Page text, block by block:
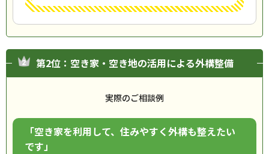
第2位：空き家・空き地の活用による外構整備
実際のご相談例
「空き家を利用して、住みやすく外構も整えたい
です」